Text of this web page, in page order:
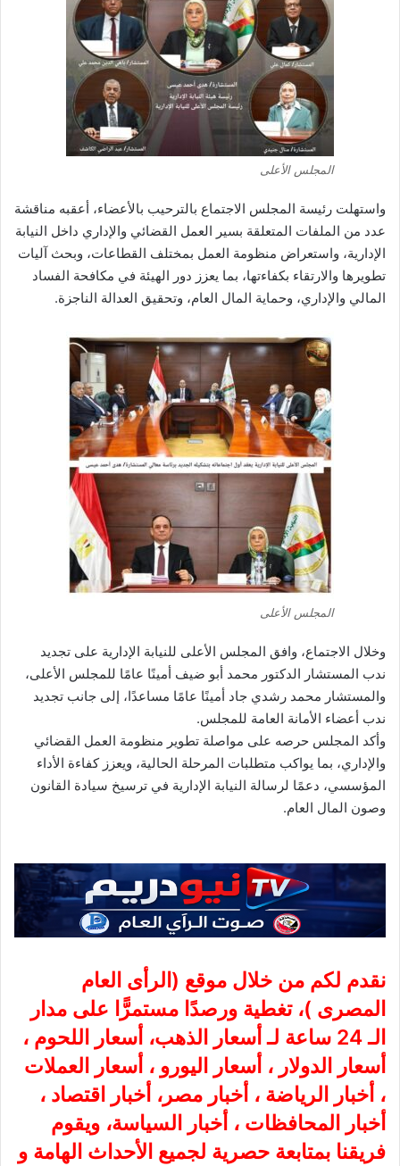
المجلس الأعلى
واستهلت رئيسة المجلس الاجتماع بالترحيب بالأعضاء، أعقبه مناقشة
عدد من الملفات المتعلقة بسير العمل القضائي والإداري داخل النيابة
الإدارية، واستعراض منظومة العمل بمختلف القطاعات، وبحث آليات
تطويرها والارتقاء بكفاءتها، بما يعزز دور الهيئة في مكافحة الفساد
المالي والإداري، وحماية المال العام، وتحقيق العدالة الناجزة.
المجلس الأعلى
وخلال الاجتماع، وافق المجلس الأعلى للنيابة الإدارية على تجديد
ندب المستشار الدكتور محمد أبو ضيف أمينًا عامًا للمجلس الأعلى،
والمستشار محمد رشدي جاد أمينًا عامًا مساعدًا، إلى جانب تجديد
ندب أعضاء الأمانة العامة للمجلس.
وأكد المجلس حرصه على مواصلة تطوير منظومة العمل القضائي
والإداري، بما يواكب متطلبات المرحلة الحالية، ويعزز كفاءة الأداء
المؤسسي، دعمًا لرسالة النيابة الإدارية في ترسيخ سيادة القانون
وصون المال العام.
نقدم لكم من خلال موقع ( الرأى العام
المصرى )، تغطية ورصدًا مستمرًّا على مدار
الـ 24 ساعة لـ أسعار الذهب، أسعار اللحوم ،
أسعار الدولار ، أسعار اليورو ، أسعار العملات
، أخبار الرياضة ، أخبار مصر، أخبار اقتصاد ،
أخبار المحافظات ، أخبار السياسة، ويقوم
فريقنا بمتابعة حصرية لجميع الأحداث الهامة و